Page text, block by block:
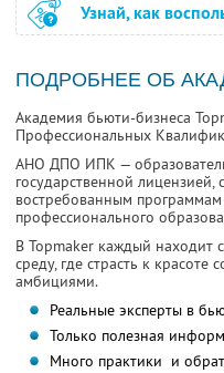
Узнай, как
ПОДРОБНЕЕ ОБ
Академия бьюти-бизнеса
Профессиональных
АНО ДПО ИПК —
государственной
востребованным
профессионального
В Topmaker каждый находит
среду, где страсть к красоте
амбициями.
Реальные эксперты в
Только полезная
Много практики и